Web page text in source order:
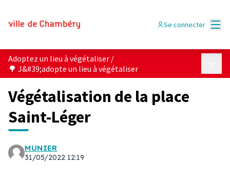
Se connecter
Adoptez un lieu à végétaliser /
🌳 J&#39;adopte un lieu à végétaliser
Végétalisation de la place
Saint-Léger
MUNIER
31/05/2022 12:19